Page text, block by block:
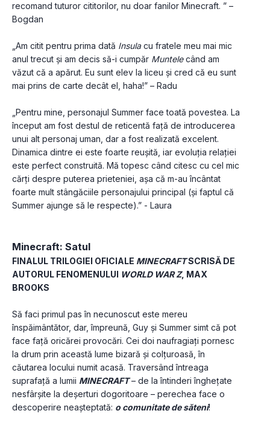
recomand tuturor cititorilor, nu doar fanilor Minecraft. ” –
Bogdan
„Am citit pentru prima dată Insula cu fratele meu mai mic
anul trecut și am decis să-i cumpăr Muntele când am
văzut că a apărut. Eu sunt elev la liceu și cred că eu sunt
mai prins de carte decât el, haha!” – Radu
„Pentru mine, personajul Summer face toată povestea. La
început am fost destul de reticentă față de introducerea
unui alt personaj uman, dar a fost realizată excelent.
Dinamica dintre ei este foarte reușită, iar evoluția relației
este perfect construită. Mă topesc când citesc cu cel mic
cărți despre puterea prieteniei, așa că m-au încântat
foarte mult stângăciile personajului principal (și faptul că
Summer ajunge să le respecte).” - Laura
Minecraft: Satul
FINALUL TRILOGIEI OFICIALE MINECRAFT SCRISĂ DE
AUTORUL FENOMENULUI WORLD WAR Z, MAX
BROOKS
Să faci primul pas în necunoscut este mereu
înspăimântător, dar, împreună, Guy și Summer simt că pot
face față oricărei provocări. Cei doi naufragiați pornesc
la drum prin această lume bizară și colțuroasă, în
căutarea locului numit acasă. Traversând întreaga
suprafață a lumii MINECRAFT – de la întinderi înghețate
nesfârșite la deșerturi dogoritoare – perechea face o
descoperire neașteptată: o comunitate de săteni!